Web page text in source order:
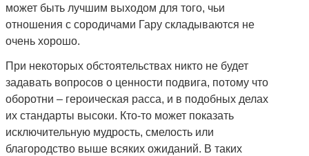
может быть лучшим выходом для того, чьи
отношения с сородичами Гару складываются не
очень хорошо.
При некоторых обстоятельствах никто не будет
задавать вопросов о ценности подвига, потому что
оборотни – героическая расса, и в подобных делах
их стандарты высоки. Кто-то может показать
исключительную мудрость, смелость или
благородство выше всяких ожиданий. В таких